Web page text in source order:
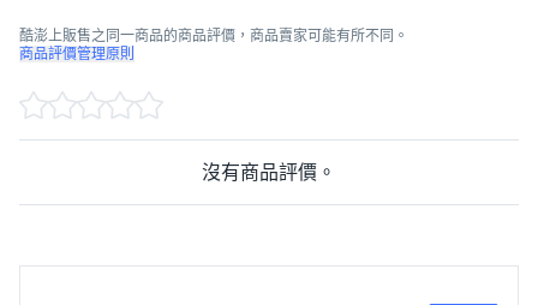
酷澎上販售之同一商品的商品評價，商品賣家可能有所不同。
商品評價管理原則
沒有商品評價。